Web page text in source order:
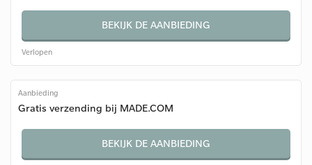
BEKIJK DE AANBIEDING
Verlopen
Aanbieding
Gratis verzending bij MADE.COM
BEKIJK DE AANBIEDING